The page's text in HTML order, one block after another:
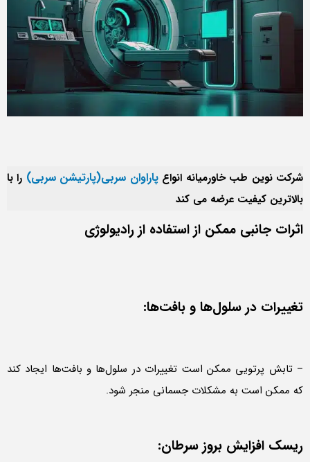
شرکت نوین طب خاورمیانه انواعپاراوان سربی(پارتیشن‌ سربی) را با
بالاترین کیفیت عرضه می کند
اثرات جانبی ممکن از استفاده از رادیولوژی
تغییرات در سلول‌ها و بافت‌ها:
– تابش پرتویی ممکن است تغییرات در سلول‌ها و بافت‌ها ایجاد کند
که ممکن است به مشکلات جسمانی منجر شود.
ریسک افزایش بروز سرطان: